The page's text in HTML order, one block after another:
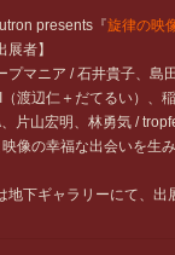
presents『旋律の映
展者】
プマニア / 石井貴子、島
渡辺仁＋だてるい）、
片山宏明、林勇気 /
像の幸福な出会いを生
地下ギャラリーにて、出